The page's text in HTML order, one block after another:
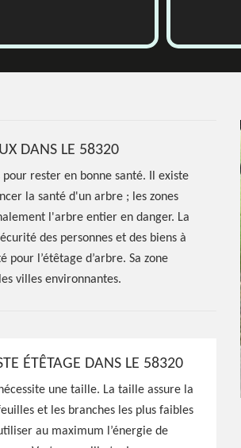
DANS LE 58320
rester en bonne santé. Il existe
la santé d'un arbre ; les zones
l'arbre entier en danger. La
des personnes et des biens à
pour l’étêtage d’arbre. Sa zone
villes environnantes.
ÉTÊTAGE DANS LE 58320
une taille. La taille assure la
et les branches les plus faibles
au maximum l’énergie de